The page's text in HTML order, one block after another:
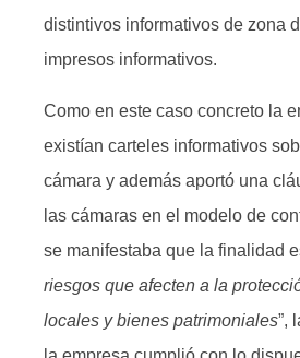
distintivos informativos de zona
impresos informativos.
Como en este caso concreto la
existían carteles informativos
cámara y además aportó una
las cámaras en el modelo de
se manifestaba que la finalidad
riesgos que afecten a la
locales y bienes patrimoniales”,